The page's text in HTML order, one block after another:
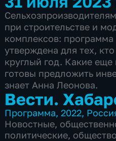
при строительстве и
комплексов:
утверждена для тех,
круглый год. Какие
готовы предложить
знает Анна Леонова.
Вести.
Программа,2022,
Новостные,
политические, общество